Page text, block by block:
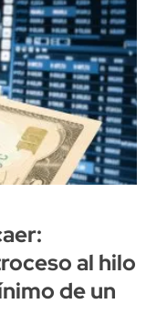
al hilo
de un